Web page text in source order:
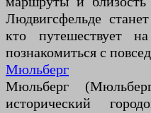
Людвигсфельде
кто путешествует
познакомиться с
Мюльберг
Мюльберг
исторический